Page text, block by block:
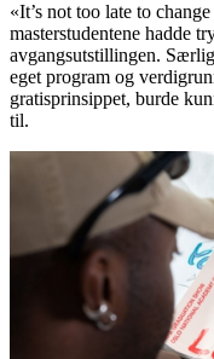
«It’s not too late to
masterstudentene hadde
avgangsutstillingen.
eget program og
gratisprinsippet, burde
til.